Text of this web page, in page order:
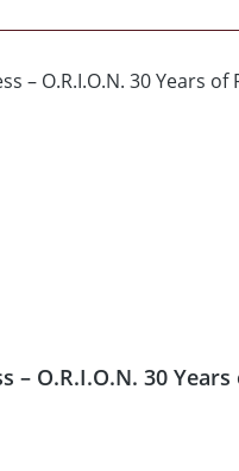
– O.R.I.O.N. 30 Years